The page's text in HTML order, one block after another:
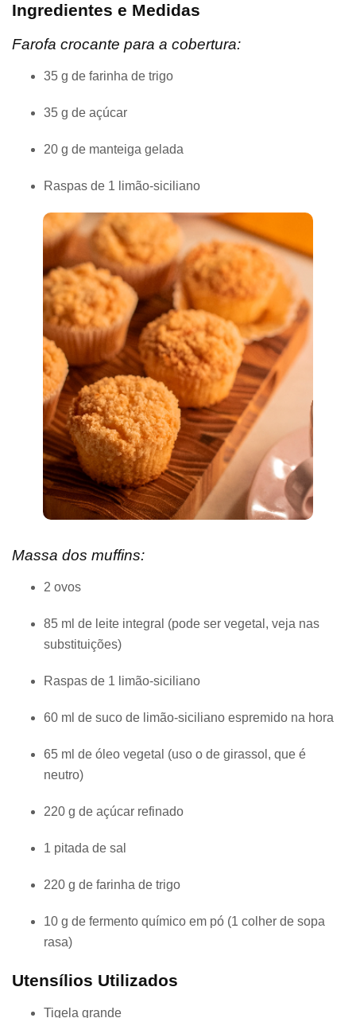
Ingredientes e Medidas
Farofa crocante para a cobertura:
35 g de farinha de trigo
35 g de açúcar
20 g de manteiga gelada
Raspas de 1 limão-siciliano
Massa dos muffins:
2 ovos
85 ml de leite integral (pode ser vegetal, veja nas
substituições)
Raspas de 1 limão-siciliano
60 ml de suco de limão-siciliano espremido na hora
65 ml de óleo vegetal (uso o de girassol, que é
neutro)
220 g de açúcar refinado
1 pitada de sal
220 g de farinha de trigo
10 g de fermento químico em pó (1 colher de sopa
rasa)
Utensílios Utilizados
Tigela grande